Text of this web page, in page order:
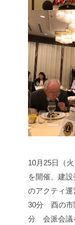
10月25日（
を開催、建
のアクティ運
30分 酉の市
分 会派会議